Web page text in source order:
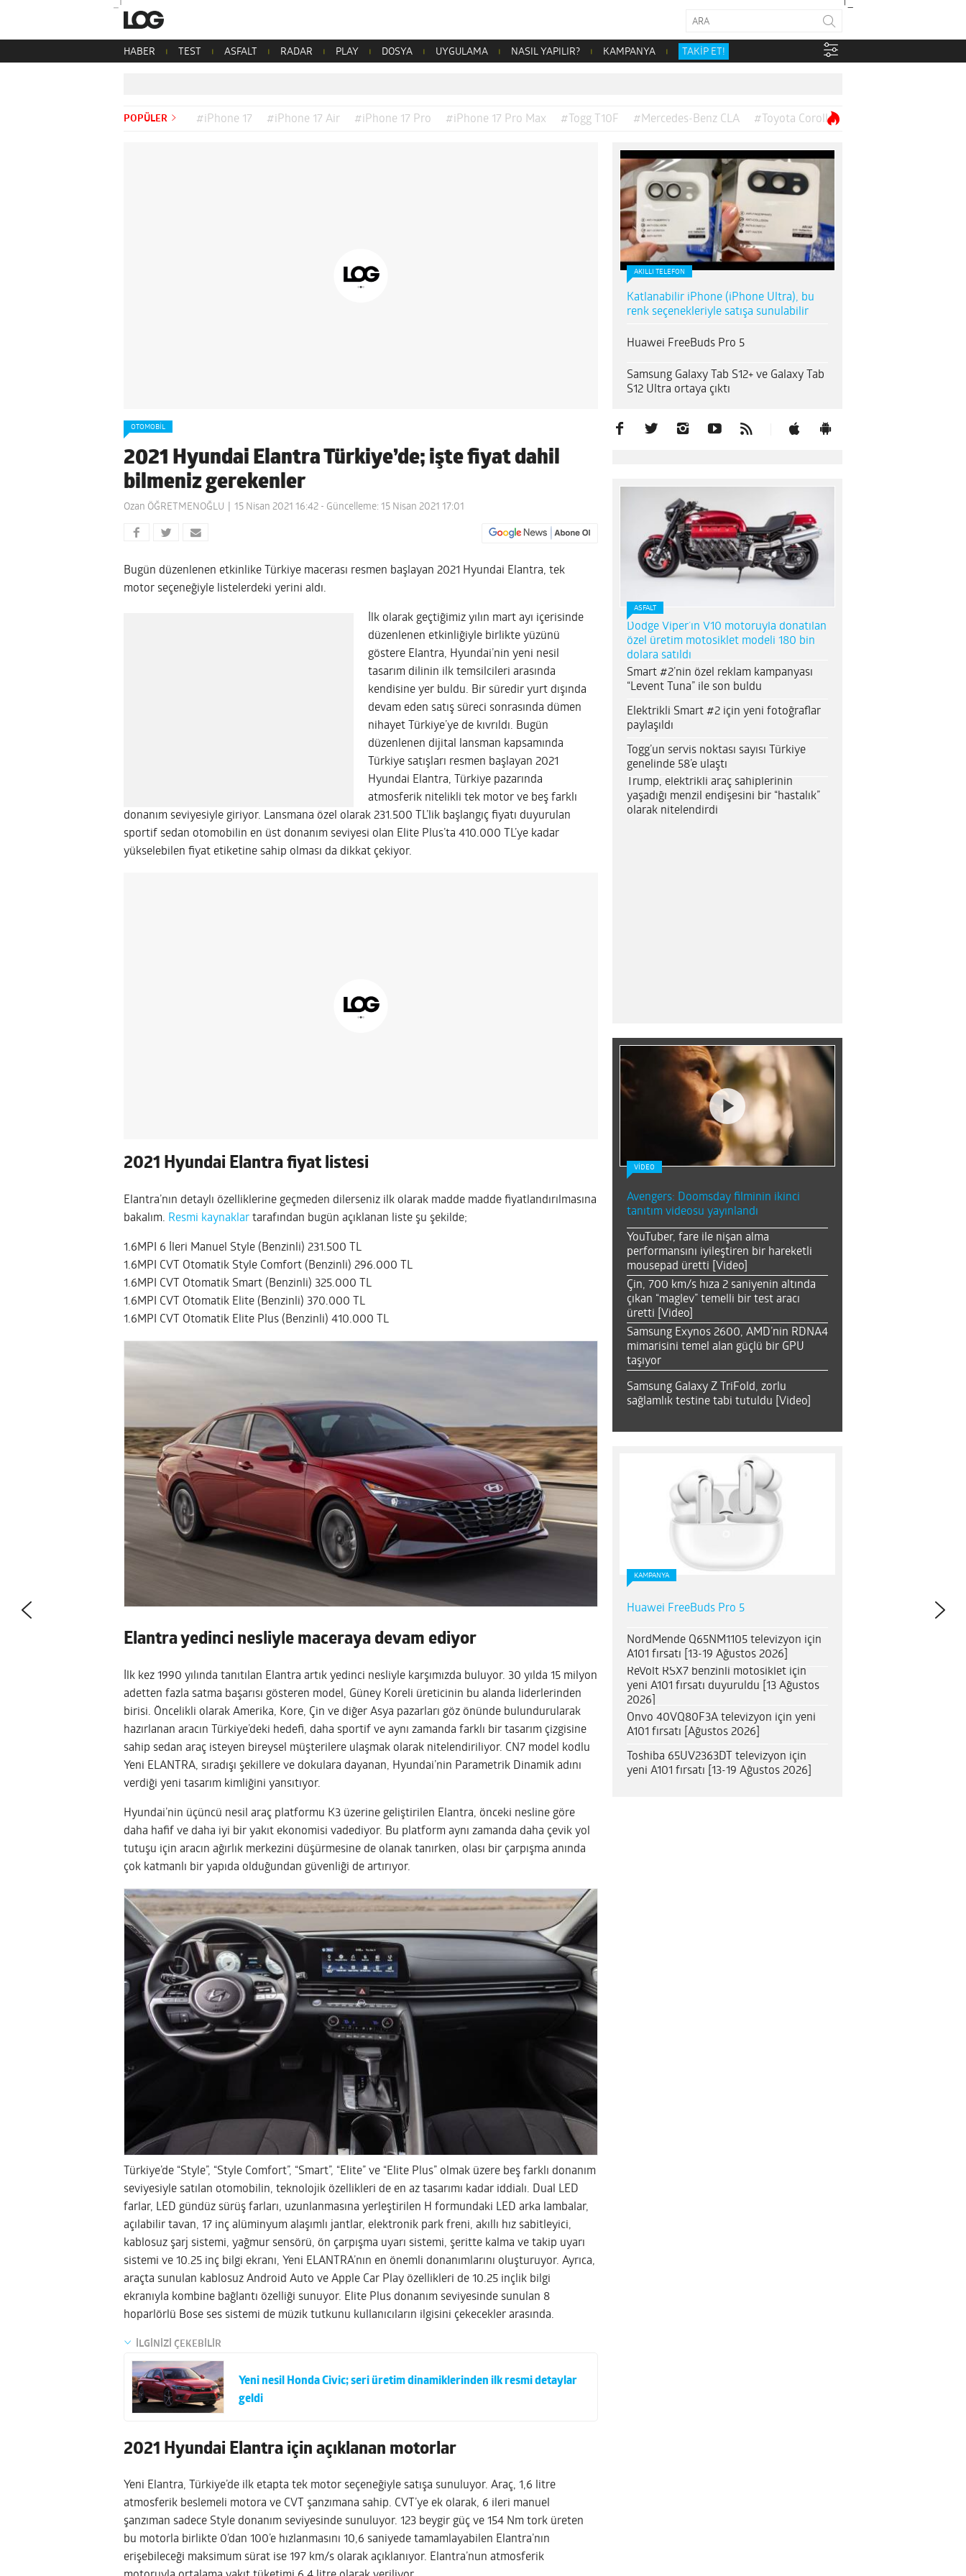
HABER TEST ASFALT RADAR PLAY DOSYA UYGULAMA NASIL YAPILIR? KAMPANYA TAKİP ET!
POPÜLER #iPhone 17 #iPhone 17 Air #iPhone 17 Pro #iPhone 17 Pro Max #Togg T10F #Mercedes-Benz CLA #Toyota Corolla
OTOMOBIL
2021 Hyundai Elantra Türkiye’de; işte fiyat dahil
bilmeniz gerekenler
Ozan ÖĞRETMENOĞLU 15 Nisan 2021 16:42 - Güncelleme: 15 Nisan 2021 17:01
Bugün düzenlenen etkinlike Türkiye macerası resmen başlayan 2021 Hyundai Elantra, tek
motor seçeneğiyle listelerdeki yerini aldı.
İlk olarak geçtiğimiz yılın mart ayı içerisinde
düzenlenen etkinliğiyle birlikte yüzünü
göstere Elantra, Hyundai’nin yeni nesil
tasarım dilinin ilk temsilcileri arasında
kendisine yer buldu. Bir süredir yurt dışında
devam eden satış süreci sonrasında dümen
nihayet Türkiye’ye de kıvrıldı. Bugün
düzenlenen dijital lansman kapsamında
Türkiye satışları resmen başlayan 2021
Hyundai Elantra, Türkiye pazarında
atmosferik nitelikli tek motor ve beş farklı
donanım seviyesiyle giriyor. Lansmana özel olarak 231.500 TL’lik başlangıç fiyatı duyurulan
sportif sedan otomobilin en üst donanım seviyesi olan Elite Plus’ta 410.000 TL’ye kadar
yükselebilen fiyat etiketine sahip olması da dikkat çekiyor.
2021 Hyundai Elantra fiyat listesi
Elantra’nın detaylı özelliklerine geçmeden dilerseniz ilk olarak madde madde fiyatlandırılmasına
bakalım. Resmi kaynaklar tarafından bugün açıklanan liste şu şekilde;
1.6MPI 6 İleri Manuel Style (Benzinli) 231.500 TL
1.6MPI CVT Otomatik Style Comfort (Benzinli) 296.000 TL
1.6MPI CVT Otomatik Smart (Benzinli) 325.000 TL
1.6MPI CVT Otomatik Elite (Benzinli) 370.000 TL
1.6MPI CVT Otomatik Elite Plus (Benzinli) 410.000 TL
Elantra yedinci nesliyle maceraya devam ediyor
İlk kez 1990 yılında tanıtılan Elantra artık yedinci nesliyle karşımızda buluyor. 30 yılda 15 milyon
adetten fazla satma başarısı gösteren model, Güney Koreli üreticinin bu alanda liderlerinden
birisi. Öncelikli olarak Amerika, Kore, Çin ve diğer Asya pazarları göz önünde bulundurularak
hazırlanan aracın Türkiye’deki hedefi, daha sportif ve aynı zamanda farklı bir tasarım çizgisine
sahip sedan araç isteyen bireysel müşterilere ulaşmak olarak nitelendiriliyor. CN7 model kodlu
Yeni ELANTRA, sıradışı şekillere ve dokulara dayanan, Hyundai’nin Parametrik Dinamik adını
verdiği yeni tasarım kimliğini yansıtıyor.
Hyundai’nin üçüncü nesil araç platformu K3 üzerine geliştirilen Elantra, önceki nesline göre
daha hafif ve daha iyi bir yakıt ekonomisi vadediyor. Bu platform aynı zamanda daha çevik yol
tutuşu için aracın ağırlık merkezini düşürmesine de olanak tanırken, olası bir çarpışma anında
çok katmanlı bir yapıda olduğundan güvenliği de artırıyor.
Türkiye’de “Style”, “Style Comfort”, “Smart”, “Elite” ve “Elite Plus” olmak üzere beş farklı donanım
seviyesiyle satılan otomobilin, teknolojik özellikleri de en az tasarımı kadar iddialı. Dual LED
farlar, LED gündüz sürüş farları, uzunlanmasına yerleştirilen H formundaki LED arka lambalar,
açılabilir tavan, 17 inç alüminyum alaşımlı jantlar, elektronik park freni, akıllı hız sabitleyici,
kablosuz şarj sistemi, yağmur sensörü, ön çarpışma uyarı sistemi, şeritte kalma ve takip uyarı
sistemi ve 10.25 inç bilgi ekranı, Yeni ELANTRA’nın en önemli donanımlarını oluşturuyor. Ayrıca,
araçta sunulan kablosuz Android Auto ve Apple Car Play özellikleri de 10.25 inçlik bilgi
ekranıyla kombine bağlantı özelliği sunuyor. Elite Plus donanım seviyesinde sunulan 8
hoparlörlü Bose ses sistemi de müzik tutkunu kullanıcıların ilgisini çekecekler arasında.
İLGİNİZİ ÇEKEBİLİR
Yeni nesil Honda Civic; seri üretim dinamiklerinden ilk resmi detaylar
geldi
2021 Hyundai Elantra için açıklanan motorlar
Yeni Elantra, Türkiye’de ilk etapta tek motor seçeneğiyle satışa sunuluyor. Araç, 1,6 litre
atmosferik beslemeli motora ve CVT şanzımana sahip. CVT’ye ek olarak, 6 ileri manuel
şanzıman sadece Style donanım seviyesinde sunuluyor. 123 beygir güç ve 154 Nm tork üreten
bu motorla birlikte 0’dan 100’e hızlanmasını 10,6 saniyede tamamlayabilen Elantra’nın
erişebileceği maksimum sürat ise 197 km/s olarak açıklanıyor. Elantra’nun atmosferik
AKILLI TELEFON
Katlanabilir iPhone (iPhone Ultra), bu
renk seçenekleriyle satışa sunulabilir
Huawei FreeBuds Pro 5
Samsung Galaxy Tab S12+ ve Galaxy Tab
S12 Ultra ortaya çıktı
ASFALT
Dodge Viper’ın V10 motoruyla donatılan
özel üretim motosiklet modeli 180 bin
dolara satıldı
Smart #2’nin özel reklam kampanyası
“Levent Tuna” ile son buldu
Elektrikli Smart #2 için yeni fotoğraflar
paylaşıldı
Togg’un servis noktası sayısı Türkiye
genelinde 58’e ulaştı
Trump, elektrikli araç sahiplerinin
yaşadığı menzil endişesini bir “hastalık”
olarak nitelendirdi
VİDEO
Avengers: Doomsday filminin ikinci
tanıtım videosu yayınlandı
YouTuber, fare ile nişan alma
performansını iyileştiren bir hareketli
mousepad üretti [Video]
Çin, 700 km/s hıza 2 saniyenin altında
çıkan “maglev” temelli bir test aracı
üretti [Video]
Samsung Exynos 2600, AMD’nin RDNA4
mimarisini temel alan güçlü bir GPU
taşıyor
Samsung Galaxy Z TriFold, zorlu
sağlamlık testine tabi tutuldu [Video]
KAMPANYA
Huawei FreeBuds Pro 5
NordMende Q65NM1105 televizyon için
A101 fırsatı [13-19 Ağustos 2026]
ReVolt RSX7 benzinli motosiklet için
yeni A101 fırsatı duyuruldu [13 Ağustos
2026]
Onvo 40VQ80F3A televizyon için yeni
A101 fırsatı [Ağustos 2026]
Toshiba 65UV2363DT televizyon için
yeni A101 fırsatı [13-19 Ağustos 2026]